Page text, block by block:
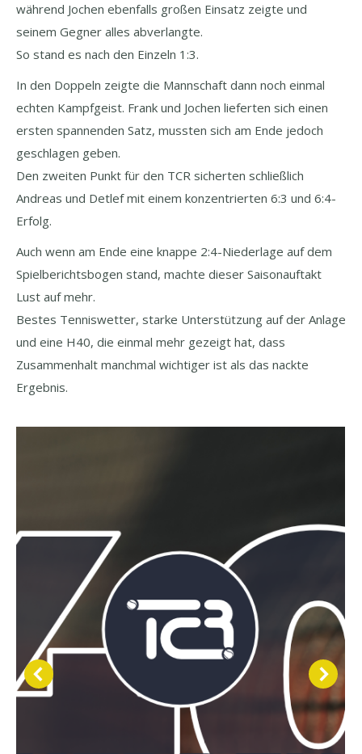
während Jochen ebenfalls großen Einsatz zeigte und
seinem Gegner alles abverlangte.
So stand es nach den Einzeln 1:3.
In den Doppeln zeigte die Mannschaft dann noch einmal
echten Kampfgeist. Frank und Jochen lieferten sich einen
ersten spannenden Satz, mussten sich am Ende jedoch
geschlagen geben.
Den zweiten Punkt für den TCR sicherten schließlich
Andreas und Detlef mit einem konzentrierten 6:3 und 6:4-
Erfolg.
Auch wenn am Ende eine knappe 2:4-Niederlage auf dem
Spielberichtsbogen stand, machte dieser Saisonauftakt
Lust auf mehr.
Bestes Tenniswetter, starke Unterstützung auf der Anlage
und eine H40, die einmal mehr gezeigt hat, dass
Zusammenhalt manchmal wichtiger ist als das nackte
Ergebnis.